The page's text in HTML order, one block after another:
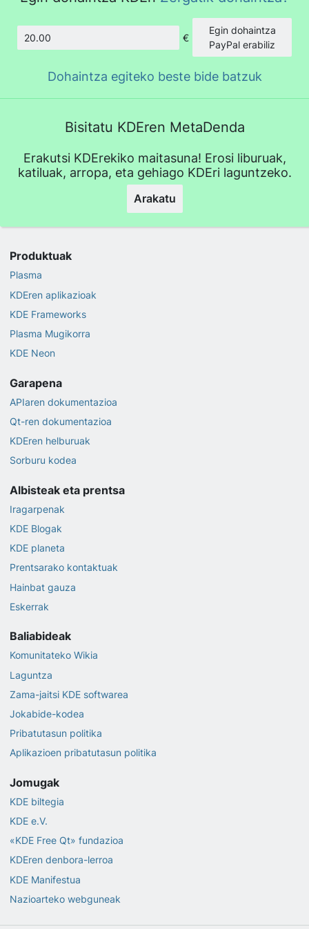
Kopurua
€
Egin dohaintza
PayPal erabiliz
Dohaintza egiteko beste bide batzuk
Bisitatu KDEren MetaDenda
Erakutsi KDErekiko maitasuna! Erosi liburuak,
katiluak, arropa, eta gehiago KDEri laguntzeko.
Arakatu
Produktuak
Plasma
KDEren aplikazioak
KDE Frameworks
Plasma Mugikorra
KDE Neon
Garapena
APIaren dokumentazioa
Qt-ren dokumentazioa
KDEren helburuak
Sorburu kodea
Albisteak eta prentsa
Iragarpenak
KDE Blogak
KDE planeta
Prentsarako kontaktuak
Hainbat gauza
Eskerrak
Baliabideak
Komunitateko Wikia
Laguntza
Zama-jaitsi KDE softwarea
Jokabide-kodea
Pribatutasun politika
Aplikazioen pribatutasun politika
Jomugak
KDE biltegia
KDE e.V.
«KDE Free Qt» fundazioa
KDEren denbora-lerroa
KDE Manifestua
Nazioarteko webguneak